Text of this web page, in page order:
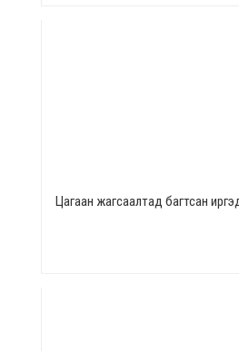
Цагаан жагсаалтад багтсан иргэд